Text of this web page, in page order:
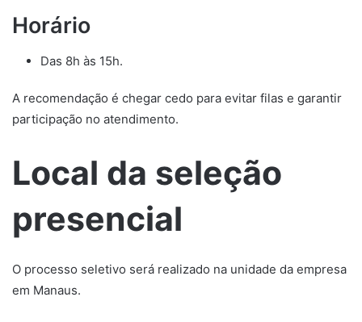
Horário
Das 8h às 15h.
A recomendação é chegar cedo para evitar filas e garantir
participação no atendimento.
Local da seleção
presencial
O processo seletivo será realizado na unidade da empresa
em Manaus.